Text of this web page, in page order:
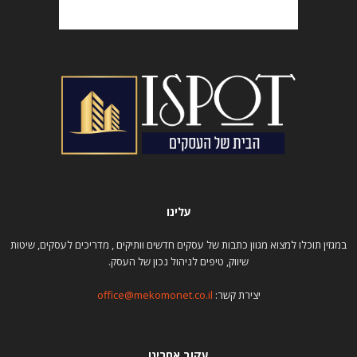
עלינו
במגזין תוכלו למצוא מגוון כתבות של עסקים חדשים וותיקים , מדריכים לעסקים, שיטות
שיווק, טיפים לניהול נכון של העסק.
יצירת קשר: office@mekomonet.co.il